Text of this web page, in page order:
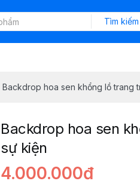
Tìm kiếm
Backdrop hoa sen khổng lồ trang
Backdrop hoa sen
sự kiện
4.000.000đ